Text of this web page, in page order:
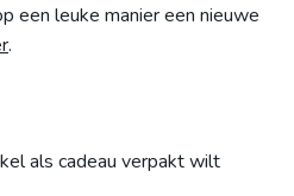
een leuke manier een nieuwe
.
als cadeau verpakt wilt